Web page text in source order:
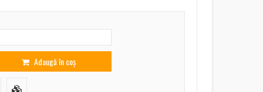
Adaugă în coș